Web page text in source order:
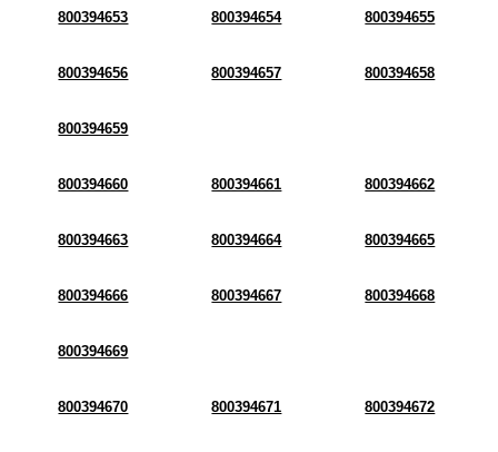
800394653 800394654 800394655
800394656 800394657 800394658
800394659
800394660 800394661 800394662
800394663 800394664 800394665
800394666 800394667 800394668
800394669
800394670 800394671 800394672